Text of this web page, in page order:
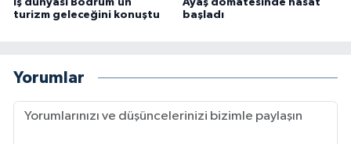
İş dünyası Bodrum’un
turizm geleceğini konuştu
Ayaş domatesinde hasat
başladı
Yorumlar